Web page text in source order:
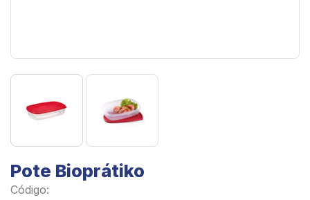
Pote Bioprátiko
Código: